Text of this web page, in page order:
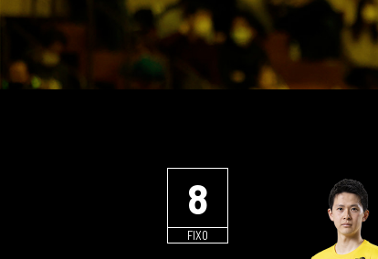
8
FIXO